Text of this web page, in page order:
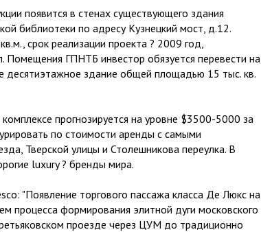
появится в стенах существующего здания
библиотеки по адресу Кузнецкий мост, д.12.
срок реализации проекта ? 2009 год,
Помещения ГПНТБ инвестор обязуется перевести на
десятиэтажное здание общей площадью 15 тыс. кв.
прогнозируется на уровне $3500-5000 за
по стоимости аренды с самыми
Тверской улицы и Столешникова переулка. В
luxury ? бренды мира.
"Появление торгового пассажа класса Де Люкс на
процесса формирования элитной дуги московского
проезде через ЦУМ до традиционно